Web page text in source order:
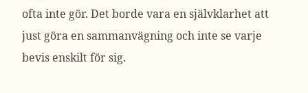
ofta inte gör. Det borde vara en självklarhet att
just göra en sammanvägning och inte se varje
bevis enskilt för sig.